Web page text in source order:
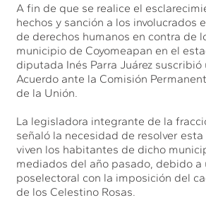
A fin de que se realice el
hechos y sanción a los involucrados
de derechos humanos en contra de
municipio de Coyomeapan en el
diputada Inés Parra Juárez suscribió
Acuerdo ante la Comisión
de la Unión.
La legisladora integrante de la
señaló la necesidad de resolver
viven los habitantes de dicho
mediados del año pasado, debido a
poselectoral con la imposición del
de los Celestino Rosas.